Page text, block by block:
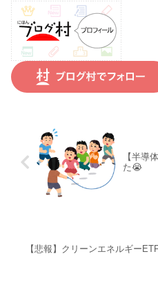
【半導
た😭
【悲報】クリーンエネルギー